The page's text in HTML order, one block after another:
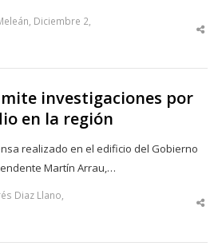
Diciembre 2,
investigaciones por
en la región
realizado en el edificio del Gobierno
Martín Arrau,…
Diaz Llano,